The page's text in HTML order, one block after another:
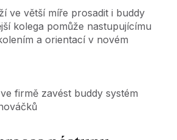
ve větší míře prosadit i buddy
kolega pomůže nastupujícímu
a orientací v novém
firmě zavést buddy systém